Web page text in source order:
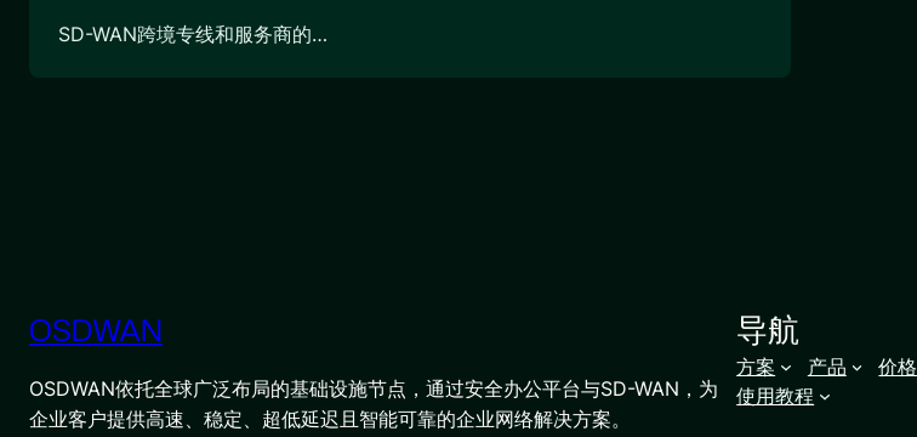
SD-WAN跨境专线和服务商的…
OSDWAN
OSDWAN依托全球广泛布局的基础设施节点，通过安全办公平台与SD-WAN，为
企业客户提供高速、稳定、超低延迟且智能可靠的企业网络解决方案。
导航
方案 产品 价格
使用教程